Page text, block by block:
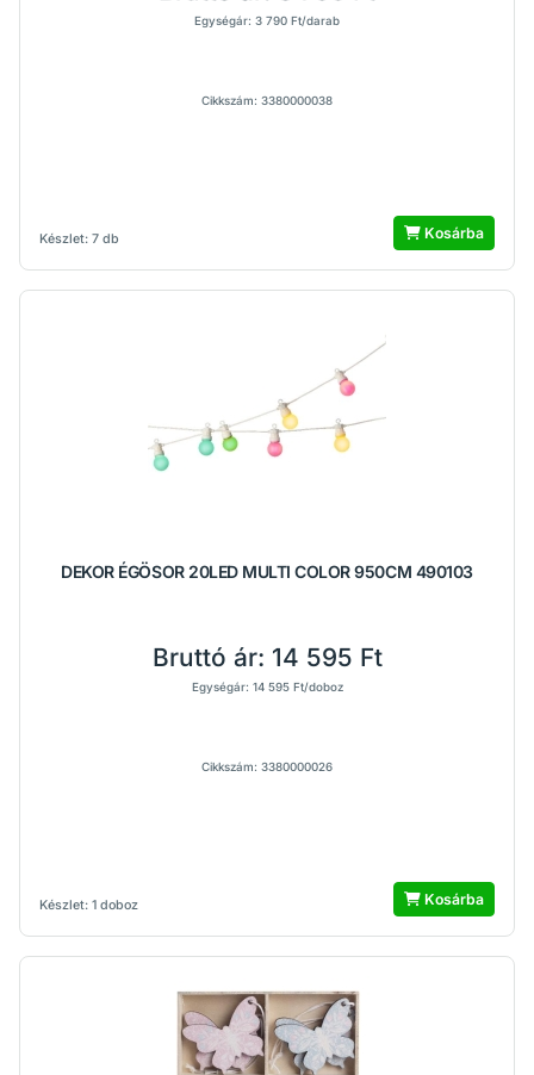
Készlet: 7 db
Egységár: 3 790 Ft/darab
Cikkszám: 3380000038
Kosárba
DEKOR ÉGÖSOR 20LED MULTI COLOR 950CM 490103
Készlet: 1 doboz
Bruttó ár: 14 595 Ft
Egységár: 14 595 Ft/doboz
Cikkszám: 3380000026
Kosárba